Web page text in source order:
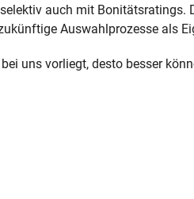
auch mit Bonitätsratings.
Auswahlprozesse als
uns vorliegt, desto besser